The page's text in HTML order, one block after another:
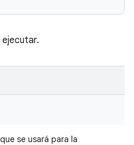
se usará para la